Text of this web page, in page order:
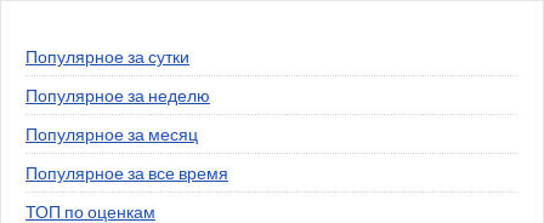
Популярное за сутки
Популярное за неделю
Популярное за месяц
Популярное за все время
ТОП по оценкам